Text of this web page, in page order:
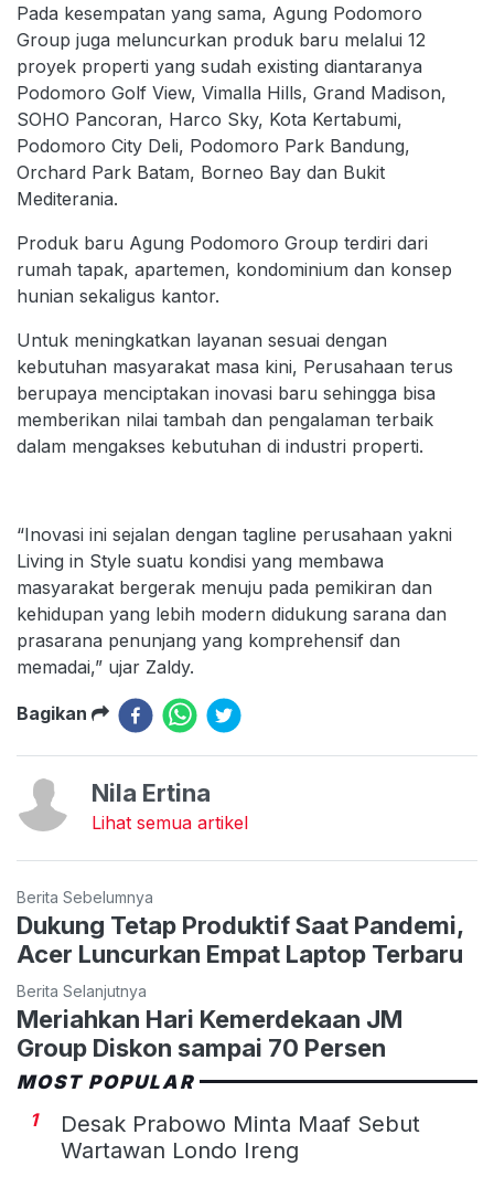
Pada kesempatan yang sama, Agung Podomoro
Group juga meluncurkan produk baru melalui 12
proyek properti yang sudah existing diantaranya
Podomoro Golf View, Vimalla Hills, Grand Madison,
SOHO Pancoran, Harco Sky, Kota Kertabumi,
Podomoro City Deli, Podomoro Park Bandung,
Orchard Park Batam, Borneo Bay dan Bukit
Mediterania.
Produk baru Agung Podomoro Group terdiri dari
rumah tapak, apartemen, kondominium dan konsep
hunian sekaligus kantor.
Untuk meningkatkan layanan sesuai dengan
kebutuhan masyarakat masa kini, Perusahaan terus
berupaya menciptakan inovasi baru sehingga bisa
memberikan nilai tambah dan pengalaman terbaik
dalam mengakses kebutuhan di industri properti.
“Inovasi ini sejalan dengan tagline perusahaan yakni
Living in Style suatu kondisi yang membawa
masyarakat bergerak menuju pada pemikiran dan
kehidupan yang lebih modern didukung sarana dan
prasarana penunjang yang komprehensif dan
memadai,” ujar Zaldy.
Bagikan
Nila Ertina
Lihat semua artikel
Berita Sebelumnya
Dukung Tetap Produktif Saat Pandemi,
Acer Luncurkan Empat Laptop Terbaru
Berita Selanjutnya
Meriahkan Hari Kemerdekaan JM
Group Diskon sampai 70 Persen
MOST POPULAR
1
Desak Prabowo Minta Maaf Sebut
Wartawan Londo Ireng